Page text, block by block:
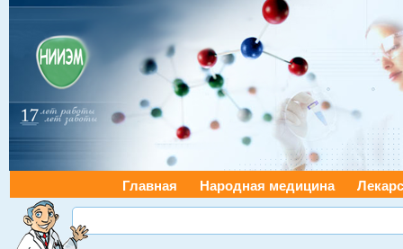
Главная Народная медицина